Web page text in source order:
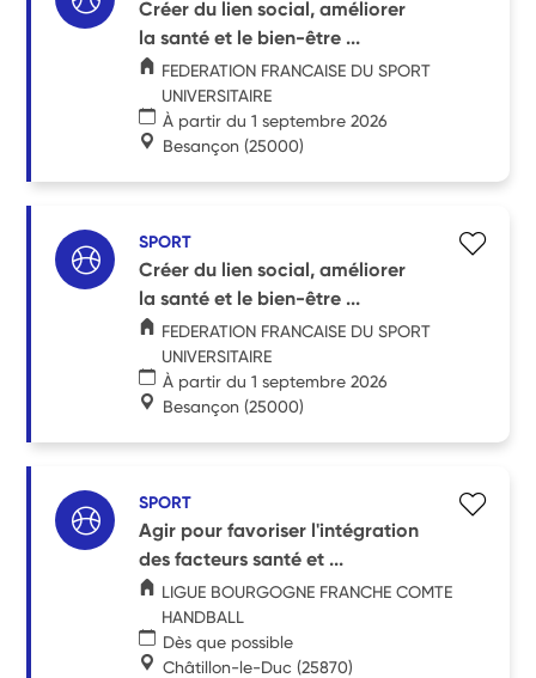
Créer du lien social, améliorer
la santé et le bien-être ...
FEDERATION FRANCAISE DU SPORT
UNIVERSITAIRE
À partir du 1 septembre 2026
Besançon (25000)
SPORT
Créer du lien social, améliorer
la santé et le bien-être ...
FEDERATION FRANCAISE DU SPORT
UNIVERSITAIRE
À partir du 1 septembre 2026
Besançon (25000)
SPORT
Agir pour favoriser l'intégration
des facteurs santé et ...
LIGUE BOURGOGNE FRANCHE COMTE
HANDBALL
Dès que possible
Châtillon-le-Duc (25870)